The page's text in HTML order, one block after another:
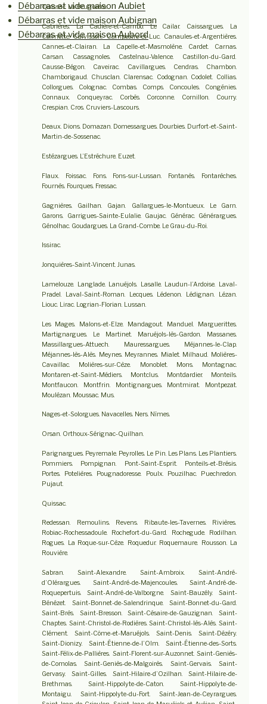
Débarras et vide maison Aubiet
Débarras et vide maison Aubignan
Débarras et vide maison Aubord
Quissac. La Bruguière.
Cabrières. La Cadière-et-Cambo. Le Cailar. Caissargues. La
Calmette. Calvisson. Campestre-et-Luc. Canaules-et-Argentières.
Cannes-et-Clairan. La Capelle-et-Masmolène. Cardet. Carnas.
Carsan. Cassagnoles. Castelnau-Valence. Castillon-du-Gard.
Causse-Bégon. Caveirac. Cavillargues. Cendras. Chambon.
Chamborigaud. Chusclan. Clarensac. Codognan. Codolet. Collias.
Collorgues. Colognac. Combas. Comps. Concoules. Congénies.
Connaux. Conqueyrac. Corbès. Corconne. Cornillon. Courry.
Crespian. Cros. Cruviers-Lascours.
Deaux. Dions. Domazan. Domessargues. Dourbies. Durfort-et-Saint-
Martin-de-Sossenac.
Estézargues. L’Estréchure. Euzet.
Flaux. Foissac. Fons. Fons-sur-Lussan. Fontanès. Fontarèches.
Fournès. Fourques. Fressac.
Gagnières. Gailhan. Gajan. Gallargues-le-Montueux. Le Garn.
Garons. Garrigues-Sainte-Eulalie. Gaujac. Générac. Générargues.
Génolhac. Goudargues. La Grand-Combe. Le Grau-du-Roi.
Issirac.
Jonquières-Saint-Vincent. Junas.
Lamelouze. Langlade. Lanuéjols. Lasalle. Laudun-l’Ardoise. Laval-
Pradel. Laval-Saint-Roman. Lecques. Lédenon. Lédignan. Lézan.
Liouc. Lirac. Logrian-Florian. Lussan.
Les Mages. Malons-et-Elze. Mandagout. Manduel. Marguerittes.
Martignargues. Le Martinet. Maruéjols-lès-Gardon. Massanes.
Massillargues-Attuech. Mauressargues. Méjannes-le-Clap.
Méjannes-lès-Alès. Meynes. Meyrannes. Mialet. Milhaud. Molières-
Cavaillac. Molières-sur-Cèze. Monoblet. Mons. Montagnac.
Montaren-et-Saint-Médiers. Montclus. Montdardier. Monteils.
Montfaucon. Montfrin. Montignargues. Montmirat. Montpezat.
Moulézan. Moussac. Mus.
Nages-et-Solorgues. Navacelles. Ners. Nîmes.
Orsan. Orthoux-Sérignac-Quilhan.
Parignargues. Peyremale. Peyrolles. Le Pin. Les Plans. Les Plantiers.
Pommiers. Pompignan. Pont-Saint-Esprit. Ponteils-et-Brésis.
Portes. Potelières. Pougnadoresse. Poulx. Pouzilhac. Puechredon.
Pujaut.
Quissac.
Redessan. Remoulins. Revens. Ribaute-les-Tavernes. Rivières.
Robiac-Rochessadoule. Rochefort-du-Gard. Rochegude. Rodilhan.
Rogues. La Roque-sur-Cèze. Roquedur. Roquemaure. Rousson. La
Rouvière.
Sabran. Saint-Alexandre. Saint-Ambroix. Saint-André-
d’Olérargues. Saint-André-de-Majencoules. Saint-André-de-
Roquepertuis. Saint-André-de-Valborgne. Saint-Bauzély. Saint-
Bénézet. Saint-Bonnet-de-Salendrinque. Saint-Bonnet-du-Gard.
Saint-Brès. Saint-Bresson. Saint-Césaire-de-Gauzignan. Saint-
Chaptes. Saint-Christol-de-Rodières. Saint-Christol-lès-Alès. Saint-
Clément. Saint-Côme-et-Maruéjols. Saint-Denis. Saint-Dézéry.
Saint-Dionizy. Saint-Étienne-de-l’Olm. Saint-Étienne-des-Sorts.
Saint-Félix-de-Pallières. Saint-Florent-sur-Auzonnet. Saint-Geniès-
de-Comolas. Saint-Geniès-de-Malgoirès. Saint-Gervais. Saint-
Gervasy. Saint-Gilles. Saint-Hilaire-d’Ozilhan. Saint-Hilaire-de-
Brethmas. Saint-Hippolyte-de-Caton. Saint-Hippolyte-de-
Montaigu. Saint-Hippolyte-du-Fort. Saint-Jean-de-Ceyrargues.